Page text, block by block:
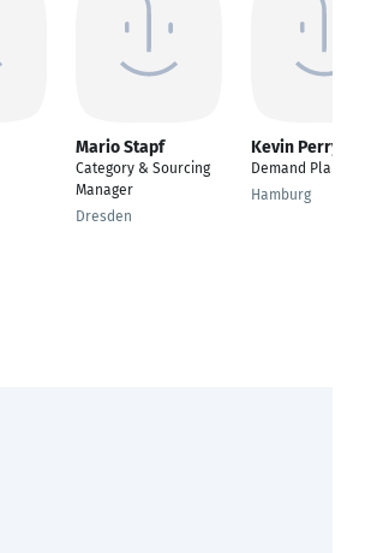
Mario Stapf
Category & Sourcing
Manager
Dresden
Kevin Perry
Demand Planner
Hamburg